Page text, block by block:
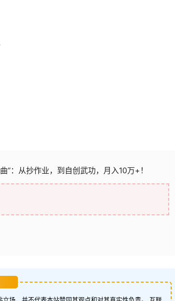
：从抄作业，到自创武功，月入10万+！
场，并不代表本站赞同其观点和对其真实性负责。 互联